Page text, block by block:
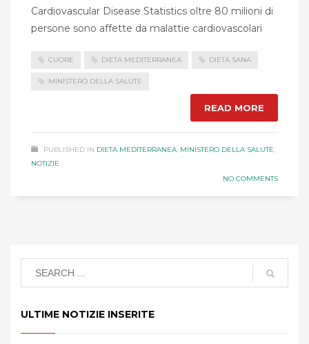
Cardiovascular Disease Statistics oltre 80 milioni di
persone sono affette da malattie cardiovascolari
CUORE DIETA MEDITERRANEA DIETA SANA
MINISTERO DELLA SALUTE
READ MORE
PUBLISHED IN DIETA MEDITERRANEA, MINISTERO DELLA SALUTE,
NOTIZIE
NO COMMENTS
ULTIME NOTIZIE INSERITE